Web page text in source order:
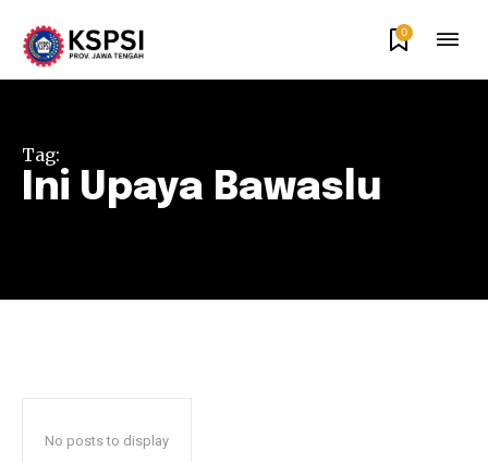
0
Tag:
Ini Upaya Bawaslu
No posts to display